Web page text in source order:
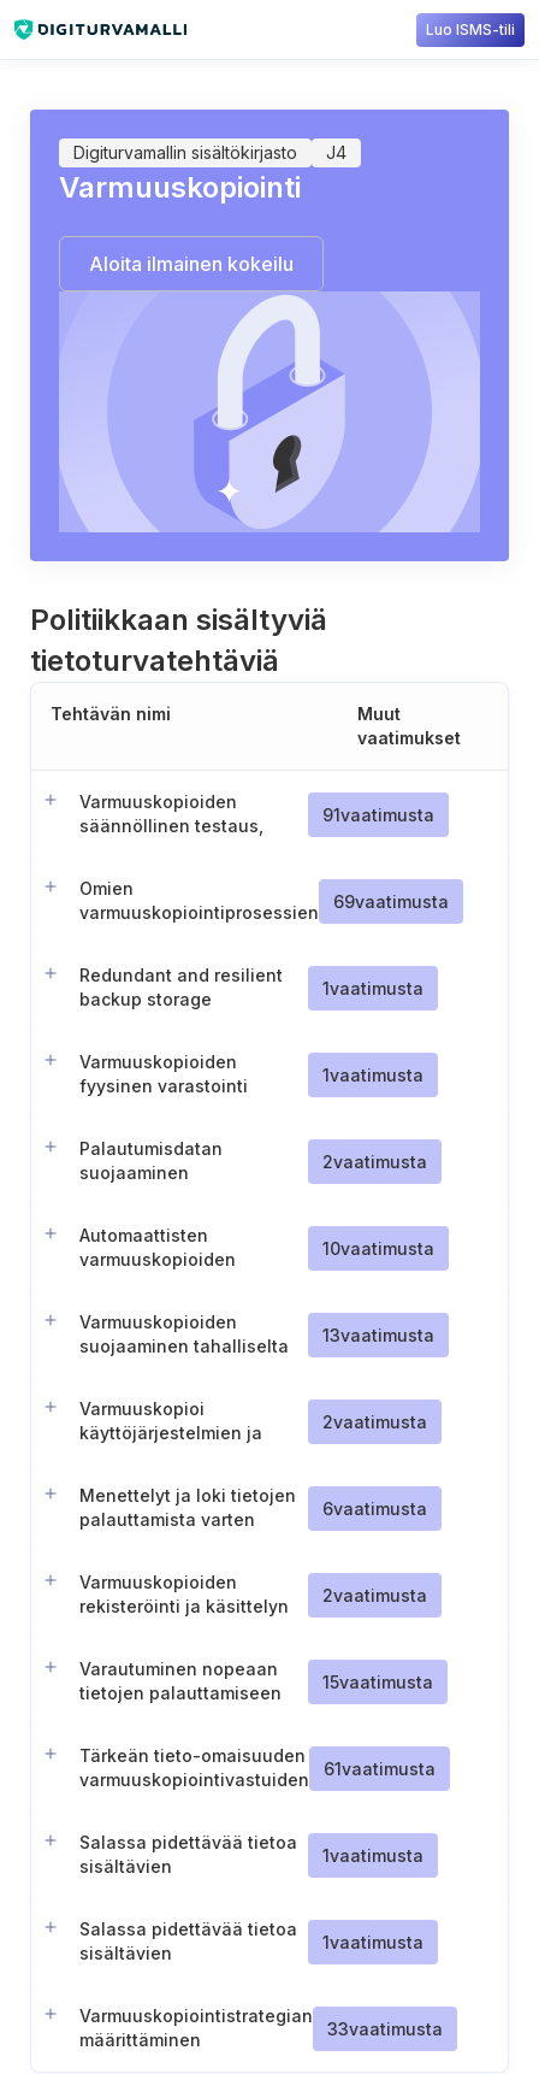
Luo ISMS-tili
Digiturvamallin sisältökirjasto J4
Varmuuskopiointi
Aloita ilmainen kokeilu
Politiikkaan sisältyviä
tietoturvatehtäviä
Tehtävän nimi
Muut
vaatimukset
Varmuuskopioiden
säännöllinen testaus,
91vaatimusta
Omien
varmuuskopiointiprosessien
69vaatimusta
Redundant and resilient
backup storage
1vaatimusta
Varmuuskopioiden
fyysinen varastointi
1vaatimusta
Palautumisdatan
suojaaminen
2vaatimusta
Automaattisten
varmuuskopioiden
10vaatimusta
Varmuuskopioiden
suojaaminen tahalliselta
manipuloinnilta
13vaatimusta
Varmuuskopioi
käyttöjärjestelmien ja
2vaatimusta
Menettelyt ja loki tietojen
palauttamista varten
6vaatimusta
Varmuuskopioiden
rekisteröinti ja käsittelyn
2vaatimusta
Varautuminen nopeaan
tietojen palauttamiseen
15vaatimusta
Tärkeän tieto-omaisuuden
varmuuskopiointivastuiden
61vaatimusta
Salassa pidettävää tietoa
sisältävien
1vaatimusta
Salassa pidettävää tietoa
sisältävien
1vaatimusta
Varmuuskopiointistrategian
määrittäminen
33vaatimusta